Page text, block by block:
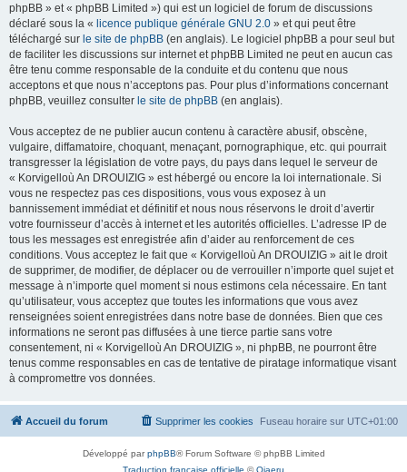
phpBB » et « phpBB Limited ») qui est un logiciel de forum de discussions
déclaré sous la « licence publique générale GNU 2.0 » et qui peut être
téléchargé sur le site de phpBB (en anglais). Le logiciel phpBB a pour seul but
de faciliter les discussions sur internet et phpBB Limited ne peut en aucun cas
être tenu comme responsable de la conduite et du contenu que nous
acceptons et que nous n’acceptons pas. Pour plus d’informations concernant
phpBB, veuillez consulter le site de phpBB (en anglais).
Vous acceptez de ne publier aucun contenu à caractère abusif, obscène,
vulgaire, diffamatoire, choquant, menaçant, pornographique, etc. qui pourrait
transgresser la législation de votre pays, du pays dans lequel le serveur de
« Korvigelloù An DROUIZIG » est hébergé ou encore la loi internationale. Si
vous ne respectez pas ces dispositions, vous vous exposez à un
bannissement immédiat et définitif et nous nous réservons le droit d’avertir
votre fournisseur d’accès à internet et les autorités officielles. L’adresse IP de
tous les messages est enregistrée afin d’aider au renforcement de ces
conditions. Vous acceptez le fait que « Korvigelloù An DROUIZIG » ait le droit
de supprimer, de modifier, de déplacer ou de verrouiller n’importe quel sujet et
message à n’importe quel moment si nous estimons cela nécessaire. En tant
qu’utilisateur, vous acceptez que toutes les informations que vous avez
renseignées soient enregistrées dans notre base de données. Bien que ces
informations ne seront pas diffusées à une tierce partie sans votre
consentement, ni « Korvigelloù An DROUIZIG », ni phpBB, ne pourront être
tenus comme responsables en cas de tentative de piratage informatique visant
à compromettre vos données.
Accueil du forum Fuseau horaire sur UTC+01:00
Supprimer les cookies
Développé parphpBB® Forum Software © phpBB Limited
Traduction française officielle ©Qiaeru